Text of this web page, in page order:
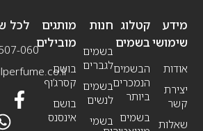
מידע
שימושי
אודות
יצירת
קשר
שאלות
חנות
בשמים
לגברים
בשמים
לנשים
בשמי
קטלוג
בשמים
הבשמים
הנמכרים
ביותר
בשמים
מותגים
מובילים
בושם
קסרג’וף
בושם
אינסנס
לכל
060